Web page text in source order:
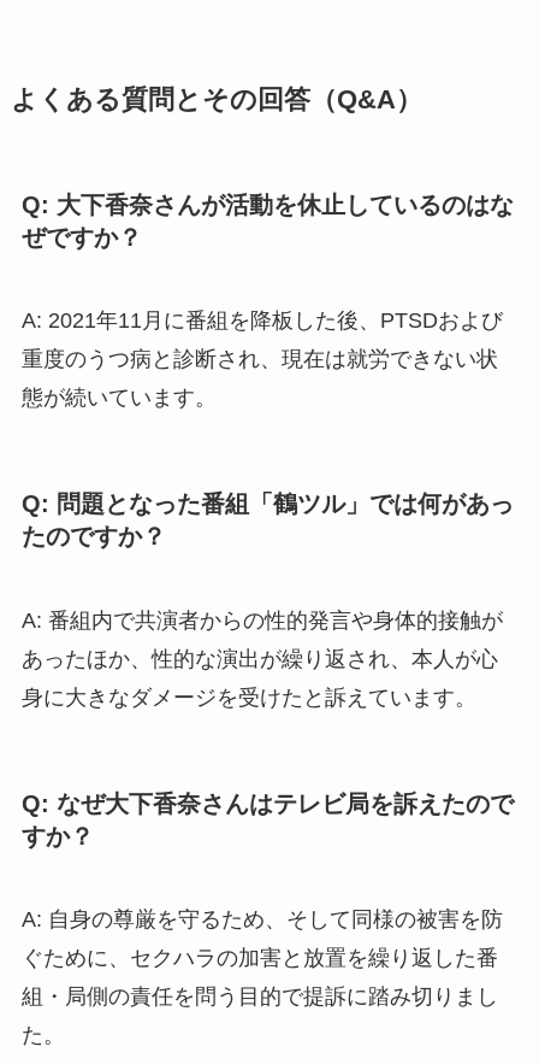
よくある質問とその回答（Q&A）
Q: 大下香奈さんが活動を休止しているのはな
ぜですか？
A: 2021年11月に番組を降板した後、PTSDおよび
重度のうつ病と診断され、現在は就労できない状
態が続いています。
Q: 問題となった番組「鶴ツル」では何があっ
たのですか？
A: 番組内で共演者からの性的発言や身体的接触が
あったほか、性的な演出が繰り返され、本人が心
身に大きなダメージを受けたと訴えています。
Q: なぜ大下香奈さんはテレビ局を訴えたので
すか？
A: 自身の尊厳を守るため、そして同様の被害を防
ぐために、セクハラの加害と放置を繰り返した番
組・局側の責任を問う目的で提訴に踏み切りまし
た。